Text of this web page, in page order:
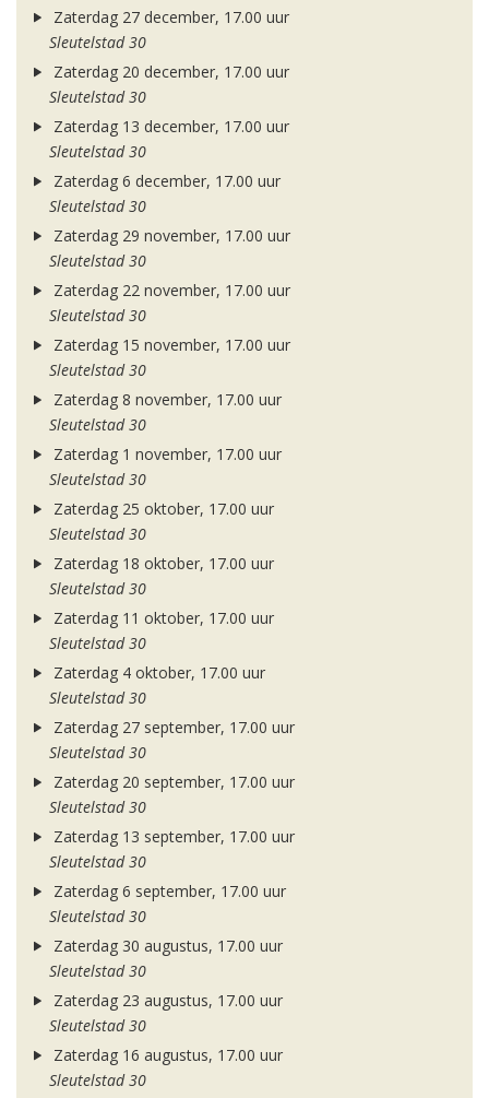
Zaterdag 27 december, 17.00 uur
Sleutelstad 30
Zaterdag 20 december, 17.00 uur
Sleutelstad 30
Zaterdag 13 december, 17.00 uur
Sleutelstad 30
Zaterdag 6 december, 17.00 uur
Sleutelstad 30
Zaterdag 29 november, 17.00 uur
Sleutelstad 30
Zaterdag 22 november, 17.00 uur
Sleutelstad 30
Zaterdag 15 november, 17.00 uur
Sleutelstad 30
Zaterdag 8 november, 17.00 uur
Sleutelstad 30
Zaterdag 1 november, 17.00 uur
Sleutelstad 30
Zaterdag 25 oktober, 17.00 uur
Sleutelstad 30
Zaterdag 18 oktober, 17.00 uur
Sleutelstad 30
Zaterdag 11 oktober, 17.00 uur
Sleutelstad 30
Zaterdag 4 oktober, 17.00 uur
Sleutelstad 30
Zaterdag 27 september, 17.00 uur
Sleutelstad 30
Zaterdag 20 september, 17.00 uur
Sleutelstad 30
Zaterdag 13 september, 17.00 uur
Sleutelstad 30
Zaterdag 6 september, 17.00 uur
Sleutelstad 30
Zaterdag 30 augustus, 17.00 uur
Sleutelstad 30
Zaterdag 23 augustus, 17.00 uur
Sleutelstad 30
Zaterdag 16 augustus, 17.00 uur
Sleutelstad 30